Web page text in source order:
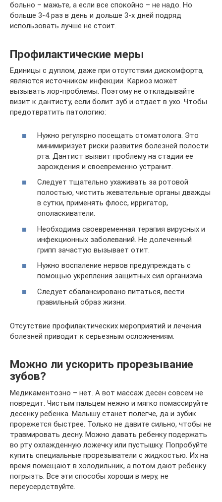
больно – мажьте, а если все спокойно – не надо. Но
больше 3-4 раз в день и дольше 3-х дней подряд
использовать лучше не стоит.
Профилактические меры
Единицы с дуплом, даже при отсутствии дискомфорта,
являются источником инфекции. Кариоз может
вызывать лор-проблемы. Поэтому не откладывайте
визит к дантисту, если болит зуб и отдает в ухо. Чтобы
предотвратить патологию:
Нужно регулярно посещать стоматолога. Это
минимиризует риски развития болезней полости
рта. Дантист выявит проблему на стадии ее
зарождения и своевременно устранит.
Следует тщательно ухаживать за ротовой
полостью, чистить жевательные органы дважды
в сутки, применять флосс, ирригатор,
ополаскиватели.
Необходима своевременная терапия вирусных и
инфекционных заболеваний. Не долеченный
грипп зачастую вызывает отит.
Нужно воспаление нервов предупреждать с
помощью укрепления защитных сил организма.
Следует сбалансировано питаться, вести
правильный образ жизни.
Отсутствие профилактических мероприятий и лечения
болезней приводит к серьезным осложнениям.
Можно ли ускорить прорезывание
зубов?
Медикаментозно – нет. А вот массаж десен совсем не
повредит. Чистым пальцем нежно и мягко помассируйте
десенку ребенка. Малышу станет полегче, да и зубик
прорежется быстрее. Только не давите сильно, чтобы не
травмировать десну. Можно давать ребенку подержать
во рту охлажденную ложечку или пустышку. Попробуйте
купить специальные прорезыватели с жидкостью. Их на
время помещают в холодильник, а потом дают ребенку
погрызть. Все эти способы хороши в меру, не
переусердствуйте.